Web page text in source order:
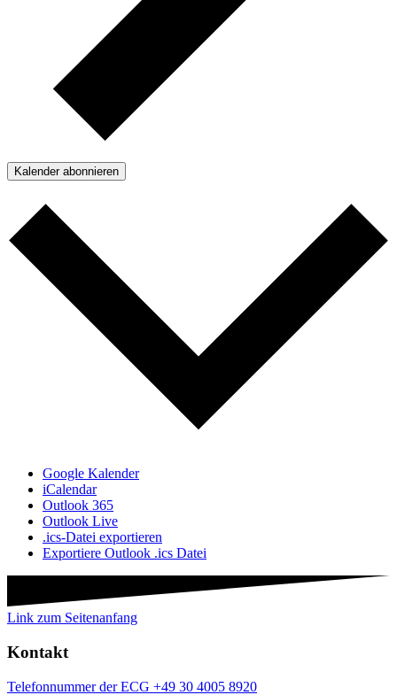
Kalender abonnieren
Google Kalender
iCalendar
Outlook 365
Outlook Live
.ics-Datei exportieren
Exportiere Outlook .ics Datei
Link zum Seitenanfang
Kontakt
Telefonnummer der ECG +49 30 4005 8920